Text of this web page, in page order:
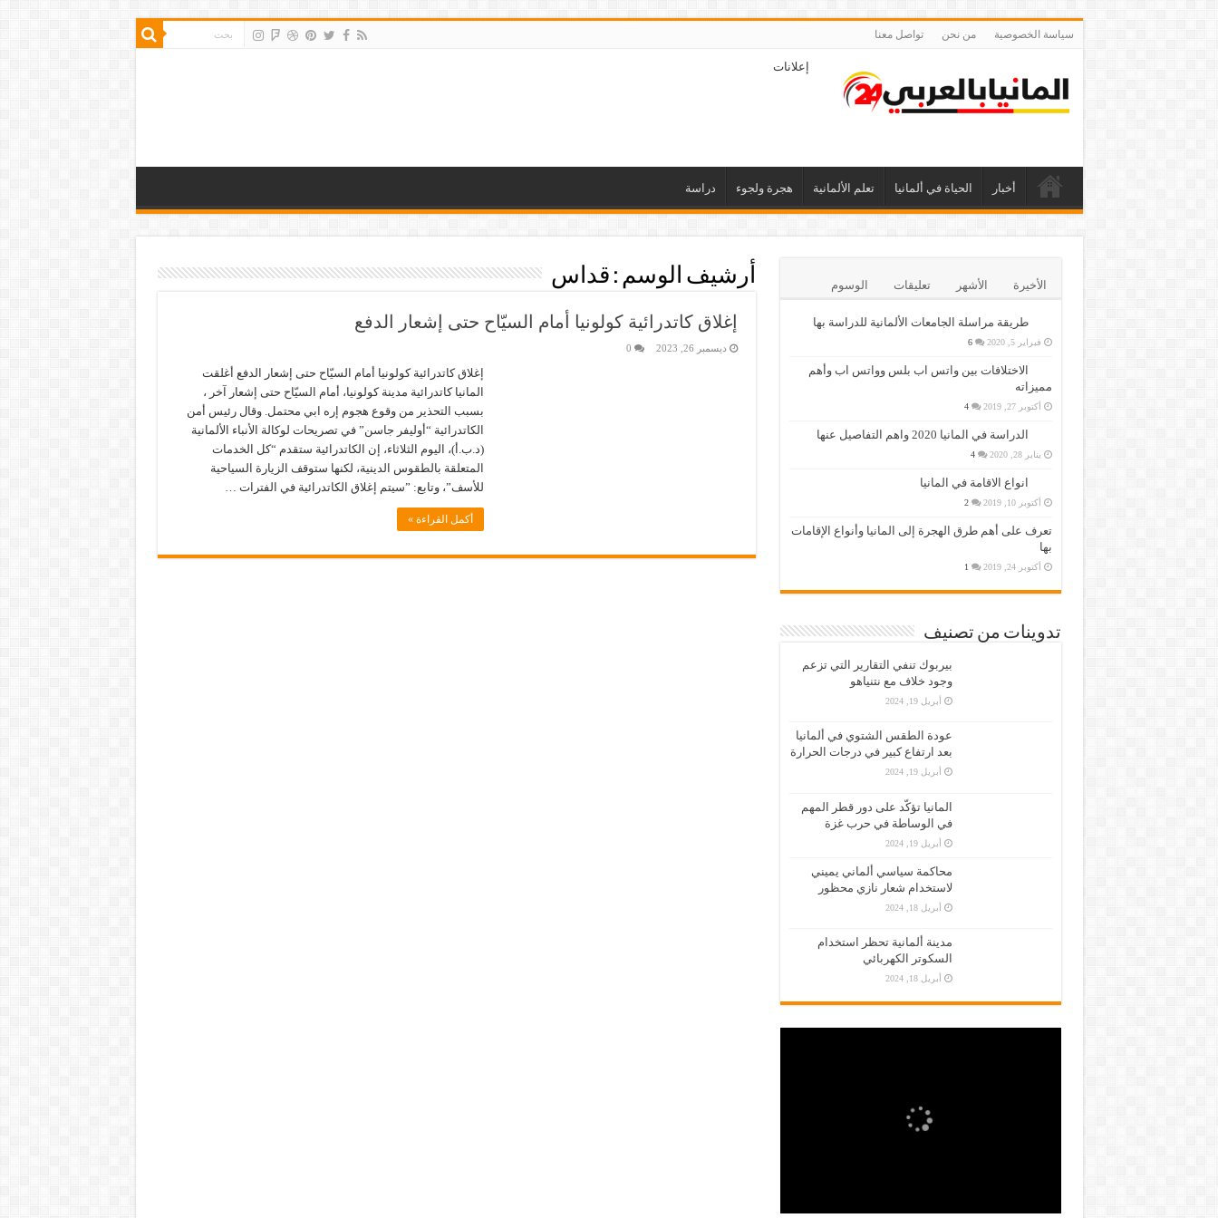
سياسة الخصوصية من نحن تواصل معنا
إعلانات
أخبار الحياة في ألمانيا تعلم الألمانية هجرة ولجوء دراسة
أرشيف الوسم : قداس
إغلاق كاتدرائية كولونيا أمام السيّاح حتى إشعار الدفع
ديسمبر 26, 2023 0
إغلاق كاتدرائية كولونيا أمام السيّاح حتى إشعار الدفع أغلقت
المانيا كاتدرائية مدينة كولونيا، أمام السيّاح حتى إشعار آخر ،
بسبب التحذير من وقوع هجوم إره ابي محتمل. وقال رئيس أمن
الكاتدرائية “أوليفر جاسن” في تصريحات لوكالة الأنباء الألمانية
(د.ب.أ)، اليوم الثلاثاء، إن الكاتدرائية ستقدم “كل الخدمات
المتعلقة بالطقوس الدينية، لكنها ستوقف الزيارة السياحية
للأسف”، وتابع: ”سيتم إغلاق الكاتدرائية في الفترات …
أكمل القراءة »
الأخيرة الأشهر تعليقات الوسوم
طريقة مراسلة الجامعات الألمانية للدراسة بها
فبراير 5, 2020 6
الاختلافات بين واتس اب بلس وواتس اب وأهم
مميزاته
أكتوبر 27, 2019 4
الدراسة في المانيا 2020 واهم التفاصيل عنها
يناير 28, 2020 4
انواع الاقامة في المانيا
أكتوبر 10, 2019 2
تعرف على أهم طرق الهجرة إلى المانيا وأنواع الإقامات
بها
أكتوبر 24, 2019 1
تدوينات من تصنيف
بيربوك تنفي التقارير التي تزعم
وجود خلاف مع نتنياهو
أبريل 19, 2024
عودة الطقس الشتوي في ألمانيا
بعد ارتفاع كبير في درجات الحرارة
أبريل 19, 2024
المانيا تؤكّد على دور قطر المهم
في الوساطة في حرب غزة
أبريل 19, 2024
محاكمة سياسي ألماني يميني
لاستخدام شعار نازي محظور
أبريل 18, 2024
مدينة ألمانية تحظر استخدام
السكوتر الكهربائي
أبريل 18, 2024